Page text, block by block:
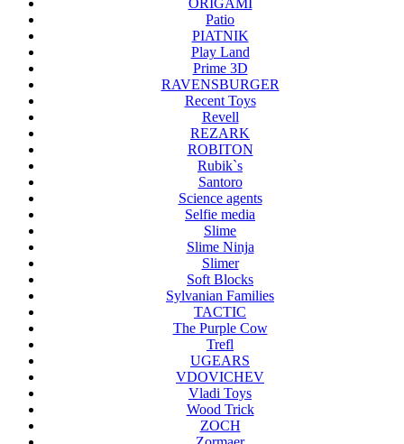
ORIGAMI
Patio
PIATNIK
Play Land
Prime 3D
RAVENSBURGER
Recent Toys
Revell
REZARK
ROBITON
Rubik`s
Santoro
Science agents
Selfie media
Slime
Slime Ninja
Slimer
Soft Blocks
Sylvanian Families
TACTIC
The Purple Cow
Trefl
UGEARS
VDOVICHEV
Vladi Toys
Wood Trick
ZOCH